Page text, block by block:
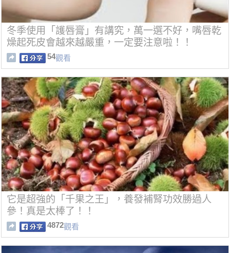
冬季使用「護唇膏」有講究，萬一選不好，嘴唇乾
燥起死皮會越來越嚴重，一定要注意啦！！
54觀看
它是超強的「千果之王」，養發補腎功效勝過人
參！真是太棒了！！
4872觀看